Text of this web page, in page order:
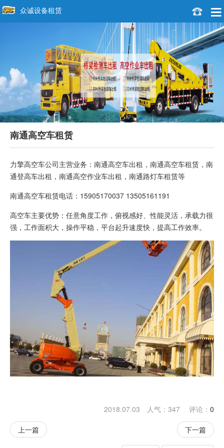
众诚设备租赁
南通高空车租赁
力擎高空车公司主营业务：南通高空车出租，南通高空车租赁，南
通登高车出租，南通高空作业车出租，南通路灯车租赁等
南通高空车租赁电话：15905170037 13505161191
高空车主要优势：任意角度工作，俯视感好、性能灵活，承载力很
强，工作面积大，操作平稳，平台起升速度快，提高工作效率。
2018.07.03 人气： 347 评论： 0
上一篇 下一篇